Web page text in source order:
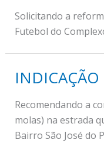
Solicitando a
Futebol do
Recomendando a
molas) na estrada
Bairro São José do